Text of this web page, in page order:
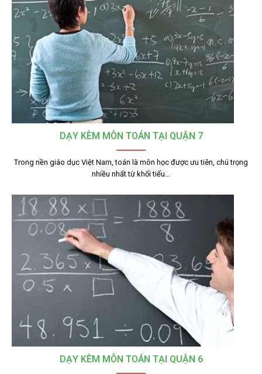
DẠY KÈM MÔN TOÁN TẠI QUẬN 7
Trong nền giáo dục Việt Nam, toán là môn học được ưu tiên, chú trọng
nhiều nhất từ khối tiểu…
DẠY KÈM MÔN TOÁN TẠI QUẬN 6